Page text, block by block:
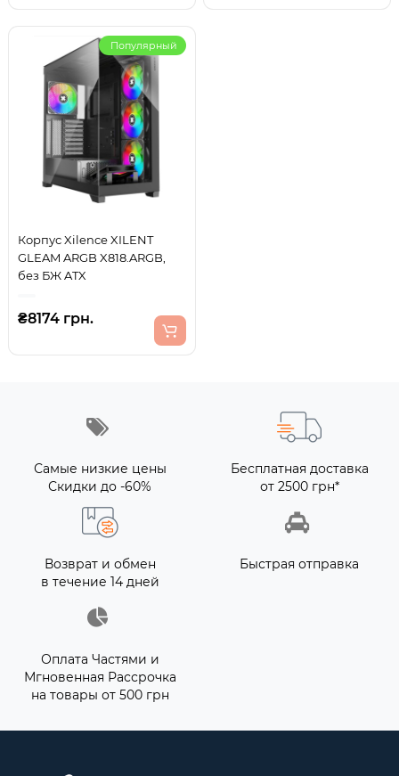
Популярный
Корпус Xilence XILENT
GLEAM ARGB X818.ARGB,
без БЖ ATX
₴8174 грн.
Самые низкие цены
Скидки до -60%
Бесплатная доставка
от 2500 грн*
Возврат и обмен
в течение 14 дней
Быстрая отправка
Оплата Частями и
Мгновенная Рассрочка
на товары от 500 грн